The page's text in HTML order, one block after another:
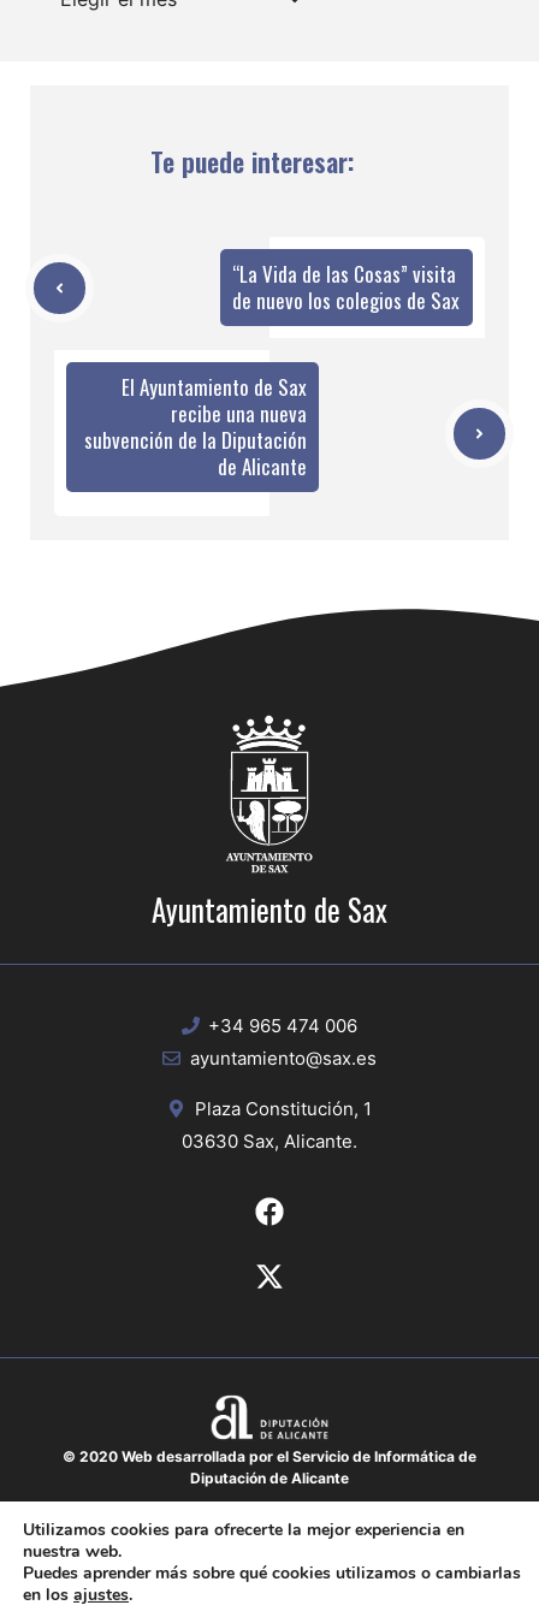
Te puede interesar:
“La Vida de las Cosas” visita
de nuevo los colegios de Sax
El Ayuntamiento de Sax
recibe una nueva
subvención de la Diputación
de Alicante
Ayuntamiento de Sax
+34 965 474 006
ayuntamiento@sax.es
Plaza Constitución, 1
03630 Sax, Alicante.
© 2020 Web desarrollada por el Servicio de Informática de
Diputación de Alicante
Aviso legal
Política de cookies
Utilizamos cookies para ofrecerte la mejor experiencia en
nuestra web.
Puedes aprender más sobre qué cookies utilizamos o cambiarlas
en los ajustes.